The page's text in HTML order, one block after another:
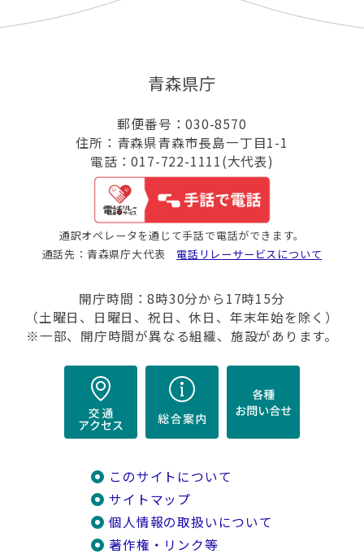
青森県庁
郵便番号：030-8570
住所：青森県青森市長島一丁目1-1
電話：017-722-1111(大代表)
通訳オペレータを通じて手話で電話ができます。
通話先：青森県庁大代表 電話リレーサービスについて
開庁時間：8時30分から17時15分
（土曜日、日曜日、祝日、休日、年末年始を除く）
※一部、開庁時間が異なる組織、施設があります。
このサイトについて
サイトマップ
個人情報の取扱いについて
著作権・リンク等